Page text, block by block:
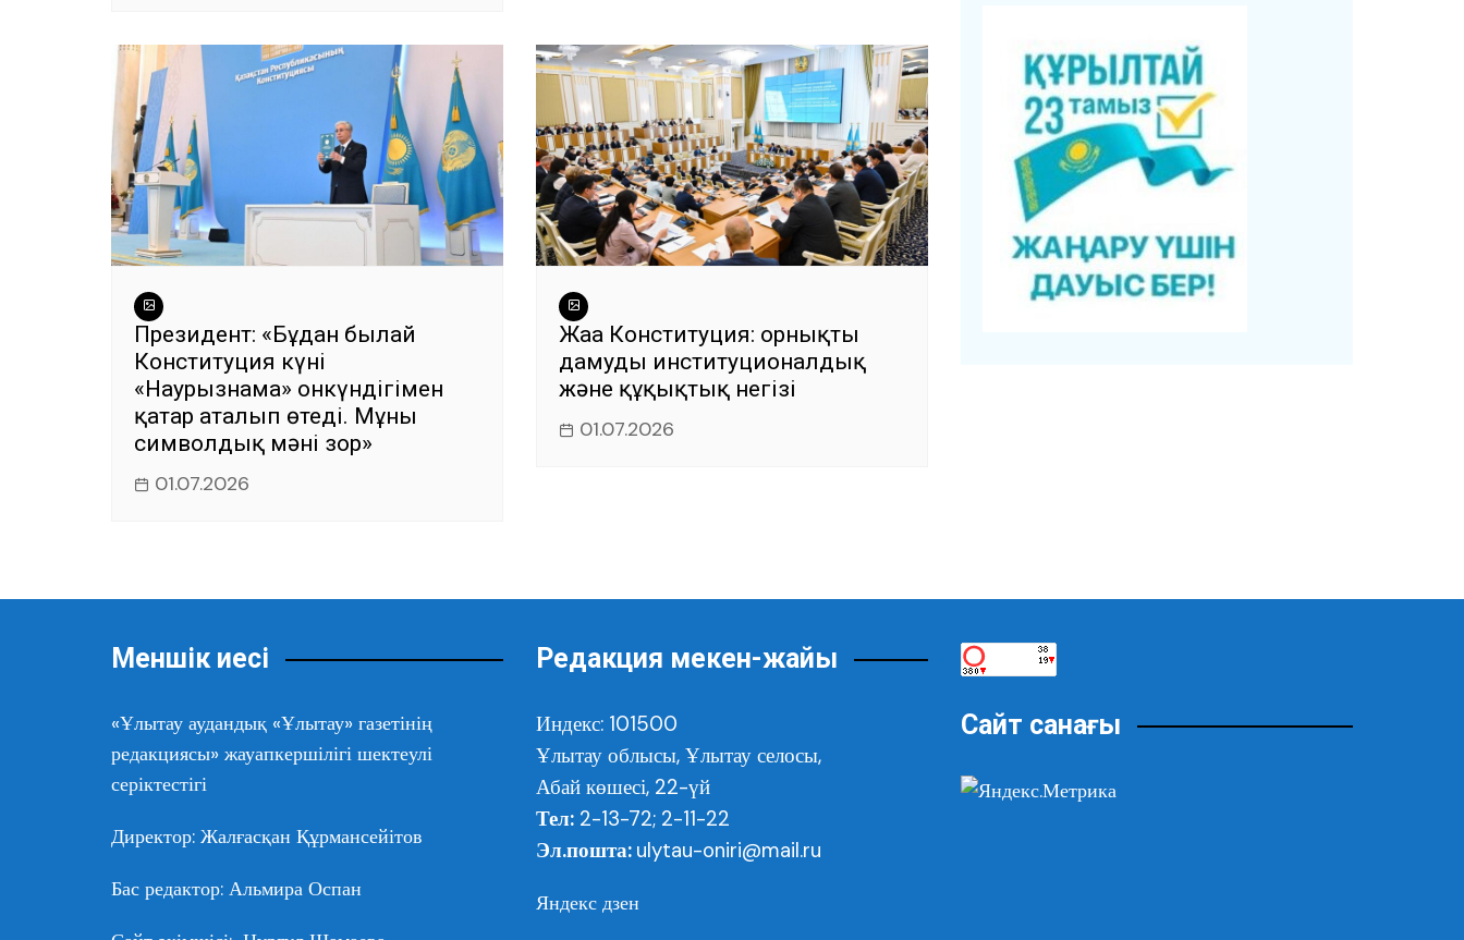
Президент: «Бұдан былай
Конституция күні
«Наурызнама» онкүндігімен
қатар аталып өтеді. Мұның
символдық мәні зор»
01.07.2026
Жаңа Конституция: орнықты
дамудың институционалдық
және құқықтық негізі
01.07.2026
Меншік иесі
«Ұлытау аудандық «Ұлытау» газетінің
редакциясы» жауапкершілігі шектеулі
серіктестігі
Директор: Жалғасқан Құрмансейітов
Бас редактор: Альмира Оспан
Редакция мекен-жайы
Индекс: 101500
Ұлытау облысы, Ұлытау селосы,
Абай көшесі, 22-үй
Тел: 2-13-72; 2-11-22
Эл.пошта: ulytau-oniri@mail.ru
Яндекс дзен
Сайт санағы